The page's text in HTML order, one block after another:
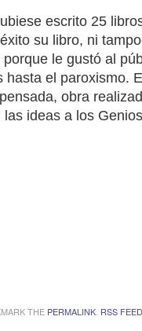
escrito 25
su libro, ni
le gustó al
hasta el paroxismo.
obra
ideas a los
THE PERMALINK RSS FEED